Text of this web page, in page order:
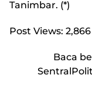
Tanimbar. (*)
Post Views: 2,866
Baca